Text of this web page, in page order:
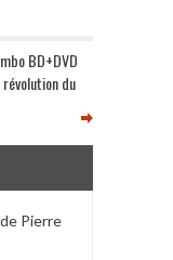
BD+DVD
du
Pierre